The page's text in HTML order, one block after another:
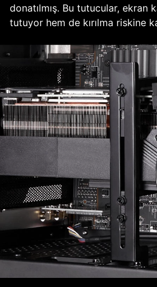
donatılmış. Bu tutucular, ekran
tutuyor hem de kırılma riskine